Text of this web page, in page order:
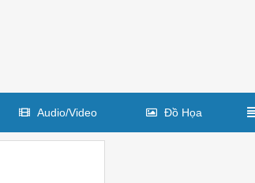
Audio/Video Đồ Họa